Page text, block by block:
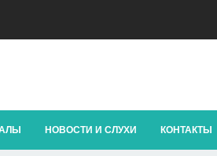
НОВОСТИ И СЛУХИ КОНТАКТЫ